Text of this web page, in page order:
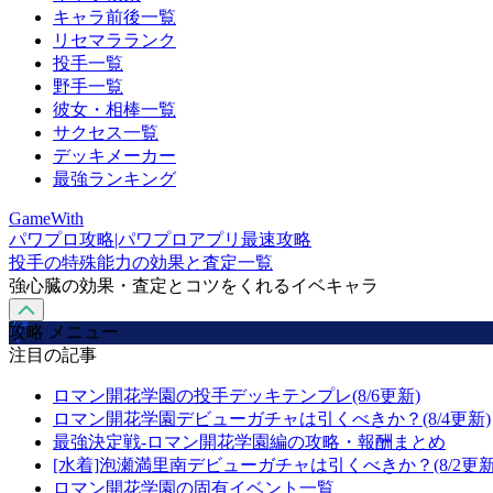
キャラ前後一覧
リセマラランク
投手一覧
野手一覧
彼女・相棒一覧
サクセス一覧
デッキメーカー
最強ランキング
GameWith
パワプロ攻略|パワプロアプリ最速攻略
投手の特殊能力の効果と査定一覧
強心臓の効果・査定とコツをくれるイベキャラ
攻略 メニュー
注目の記事
ロマン開花学園の投手デッキテンプレ(8/6更新)
ロマン開花学園デビューガチャは引くべきか？(8/4更新)
最強決定戦-ロマン開花学園編の攻略・報酬まとめ
[水着]泡瀬満里南デビューガチャは引くべきか？(8/2更
ロマン開花学園の固有イベント一覧